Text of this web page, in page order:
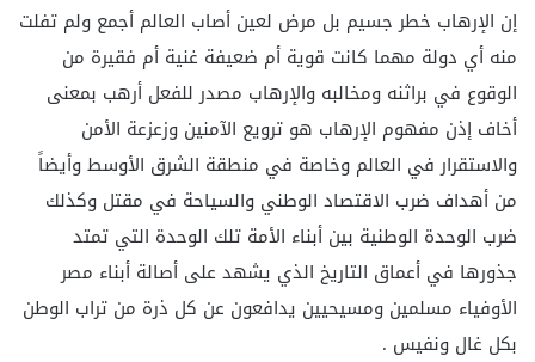
إن الإرهاب خطر جسيم بل مرض لعين أصاب العالم أجمع ولم تفلت
منه أي دولة مهما كانت قوية أم ضعيفة غنية أم فقيرة من
الوقوع في براثنه ومخالبه والإرهاب مصدر للفعل أرهب بمعنى
أخاف إذن مفهوم الإرهاب هو ترويع الآمنين وزعزعة الأمن
والاستقرار في العالم وخاصة في منطقة الشرق الأوسط وأيضاً
من أهداف ضرب الاقتصاد الوطني والسياحة في مقتل وكذلك
ضرب الوحدة الوطنية بين أبناء الأمة تلك الوحدة التي تمتد
جذورها في أعماق التاريخ الذي يشهد على أصالة أبناء مصر
الأوفياء مسلمين ومسيحيين يدافعون عن كل ذرة من تراب الوطن
بكل غال ونفيس .